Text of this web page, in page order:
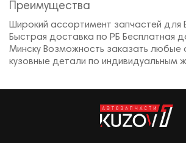
Преимущества
Широкий ассортимент запчастей
Быстрая доставка по РБ Бесплатная
Минску Возможность заказать любые
кузовные детали по индивидуальным